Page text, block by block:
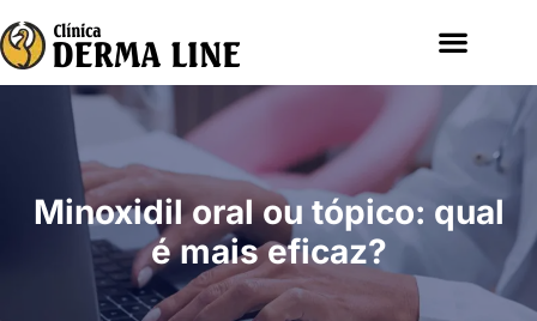
Minoxidil oral ou tópico: qual
é mais eficaz?